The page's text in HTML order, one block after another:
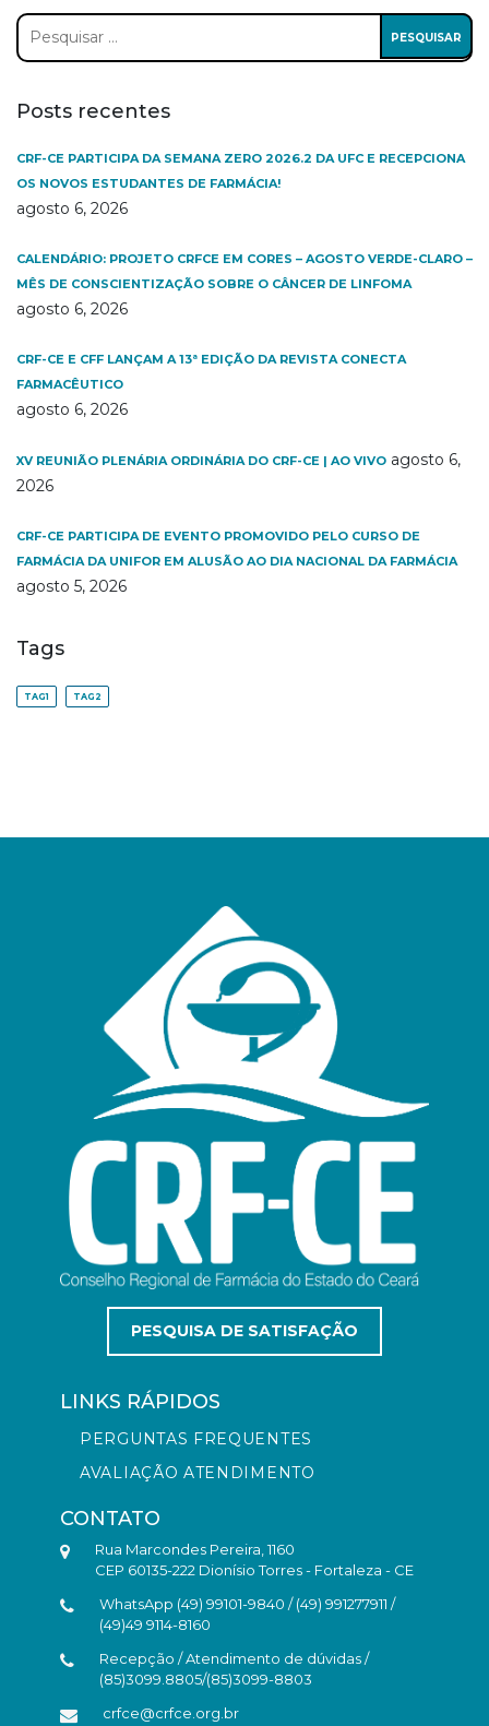
Pesquisar
por:
Posts recentes
CRF-CE PARTICIPA DA SEMANA ZERO 2026.2 DA UFC E RECEPCIONA
OS NOVOS ESTUDANTES DE FARMÁCIA!
agosto 6, 2026
CALENDÁRIO: PROJETO CRFCE EM CORES – AGOSTO VERDE-CLARO –
MÊS DE CONSCIENTIZAÇÃO SOBRE O CÂNCER DE LINFOMA
agosto 6, 2026
CRF-CE E CFF LANÇAM A 13ª EDIÇÃO DA REVISTA CONECTA
FARMACÊUTICO
agosto 6, 2026
XV REUNIÃO PLENÁRIA ORDINÁRIA DO CRF-CE | AO VIVO agosto 6,
2026
CRF-CE PARTICIPA DE EVENTO PROMOVIDO PELO CURSO DE
FARMÁCIA DA UNIFOR EM ALUSÃO AO DIA NACIONAL DA FARMÁCIA
agosto 5, 2026
Tags
TAG1 TAG2
PESQUISA DE SATISFAÇÃO
LINKS RÁPIDOS
PERGUNTAS FREQUENTES
AVALIAÇÃO ATENDIMENTO
CONTATO
Rua Marcondes Pereira, 1160
CEP 60135-222 Dionísio Torres - Fortaleza - CE
WhatsApp (49) 99101-9840 / (49) 991277911 /
(49)49 9114-8160
Recepção / Atendimento de dúvidas /
(85)3099.8805/(85)3099-8803
crfce@crfce.org.br